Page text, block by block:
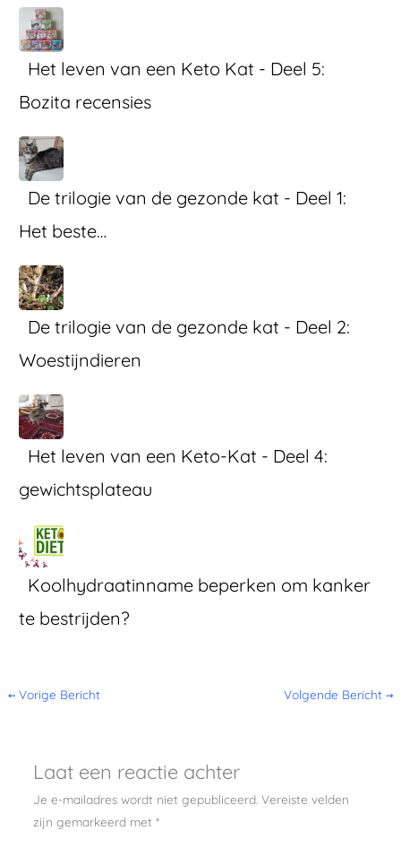
Het leven van een Keto Kat - Deel 5:
Bozita recensies
De trilogie van de gezonde kat - Deel 1:
Het beste…
De trilogie van de gezonde kat - Deel 2:
Woestijndieren
Het leven van een Keto-Kat - Deel 4:
gewichtsplateau
Koolhydraatinname beperken om kanker
te bestrijden?
← Vorige Bericht Volgende Bericht →
Laat een reactie achter
Je e-mailadres wordt niet gepubliceerd. Vereiste velden
zijn gemarkeerd met *